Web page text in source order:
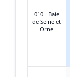
010 - Baie
de Seine et
Orne